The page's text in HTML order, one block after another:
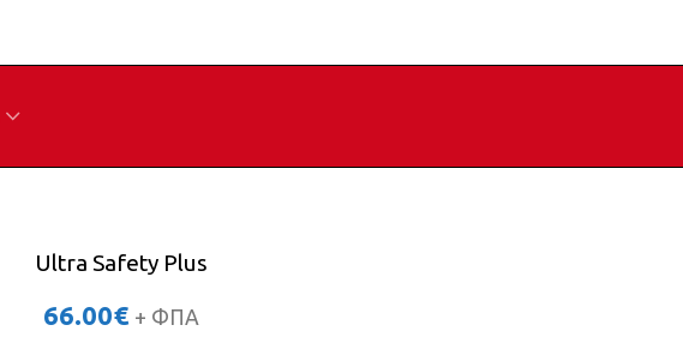
Ultra Safety Plus
66.00€ + ΦΠΑ